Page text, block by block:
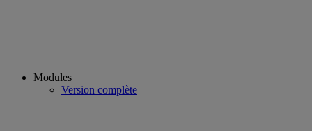
Modules
Version complète